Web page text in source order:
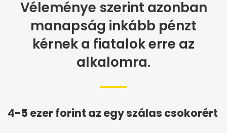
Véleménye szerint azonban
manapság inkább pénzt
kérnek a fiatalok erre az
alkalomra.
4-5 ezer forint az egy szálas csokorért